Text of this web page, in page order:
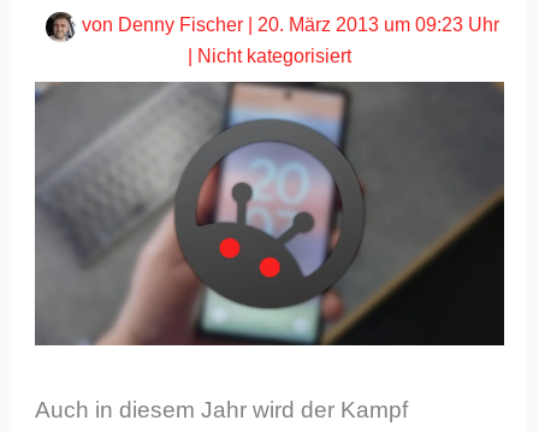
von Denny Fischer
20. März 2013 um 09:23 Uhr
Nicht kategorisiert
Auch in diesem Jahr wird der Kampf